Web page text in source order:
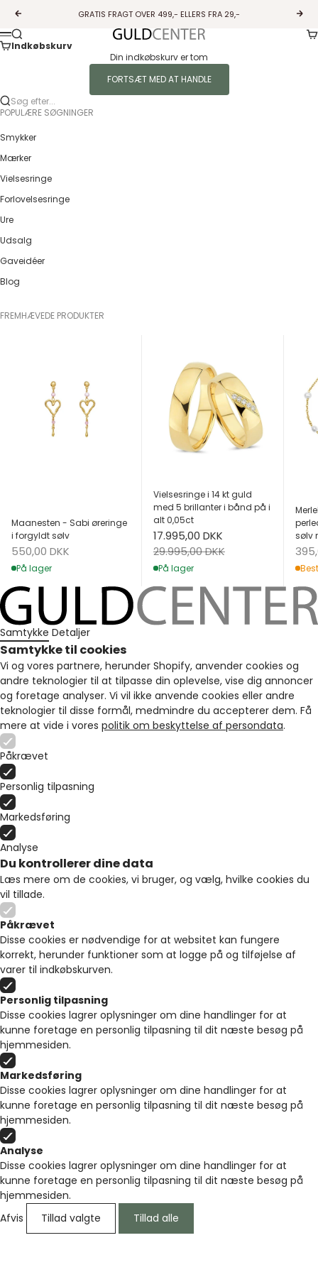
Forrige
GRATIS FRAGT OVER 499,- ELLERS FRA 29,-
Guldcenter
Menu
Søg
Indkøbskurv
Din indkøbskurv er tom
FORTSÆT MED AT HANDLE
Søg efter...
POPULÆRE SØGNINGER
Smykker
Mærker
Vielsesringe
Forlovelsesringe
Ure
Udsalg
Gaveidéer
Blog
FREMHÆVEDE PRODUKTER
Maanesten - Sabi øreringe
i forgyldt sølv
Salgspris
550,00 DKK
På lager
Vielsesringe i 14 kt guld
med 5 brillanter i bånd på i
alt 0,05ct
Salgspris
17.995,00 DKK
Normalpris
29.995,00 DKK
På lager
sølv
Samtykke Detaljer
Samtykke til cookies
Vi og vores partnere, herunder Shopify, anvender cookies og
andre teknologier til at tilpasse din oplevelse, vise dig annoncer
og foretage analyser. Vi vil ikke anvende cookies eller andre
teknologier til disse formål, medmindre du accepterer dem. Få
mere at vide i vores politik om beskyttelse af persondata.
Påkrævet
Personlig tilpasning
Markedsføring
Analyse
Du kontrollerer dine data
Læs mere om de cookies, vi bruger, og vælg, hvilke cookies du
vil tillade.
Påkrævet
Disse cookies er nødvendige for at websitet kan fungere
korrekt, herunder funktioner som at logge på og tilføjelse af
varer til indkøbskurven.
Personlig tilpasning
Disse cookies lagrer oplysninger om dine handlinger for at
kunne foretage en personlig tilpasning til dit næste besøg på
hjemmesiden.
Markedsføring
Disse cookies lagrer oplysninger om dine handlinger for at
kunne foretage en personlig tilpasning til dit næste besøg på
hjemmesiden.
Analyse
Disse cookies lagrer oplysninger om dine handlinger for at
kunne foretage en personlig tilpasning til dit næste besøg på
hjemmesiden.
Afvis
Tillad valgte Tillad alle